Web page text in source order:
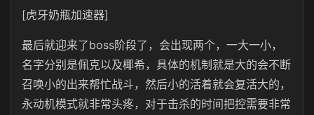
[虎牙奶瓶加速器]
最后就迎来了boss阶段了，会出现两个，一大一小，
名字分别是佩克以及椰希，具体的机制就是大的会不断
召唤小的出来帮忙战斗，然后小的活着就会复活大的，
永动机模式就非常头疼，对于击杀的时间把控需要非常